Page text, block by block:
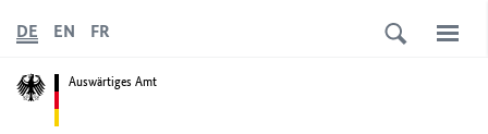
Auswärtiges Amt
DE EN FR